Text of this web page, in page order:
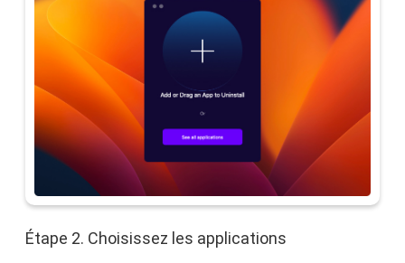
Étape 2. Choisissez les applications